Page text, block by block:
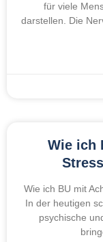
für viele
darstellen. Die
Wie ich
Wie ich BU mit
In der heutigen
psychische